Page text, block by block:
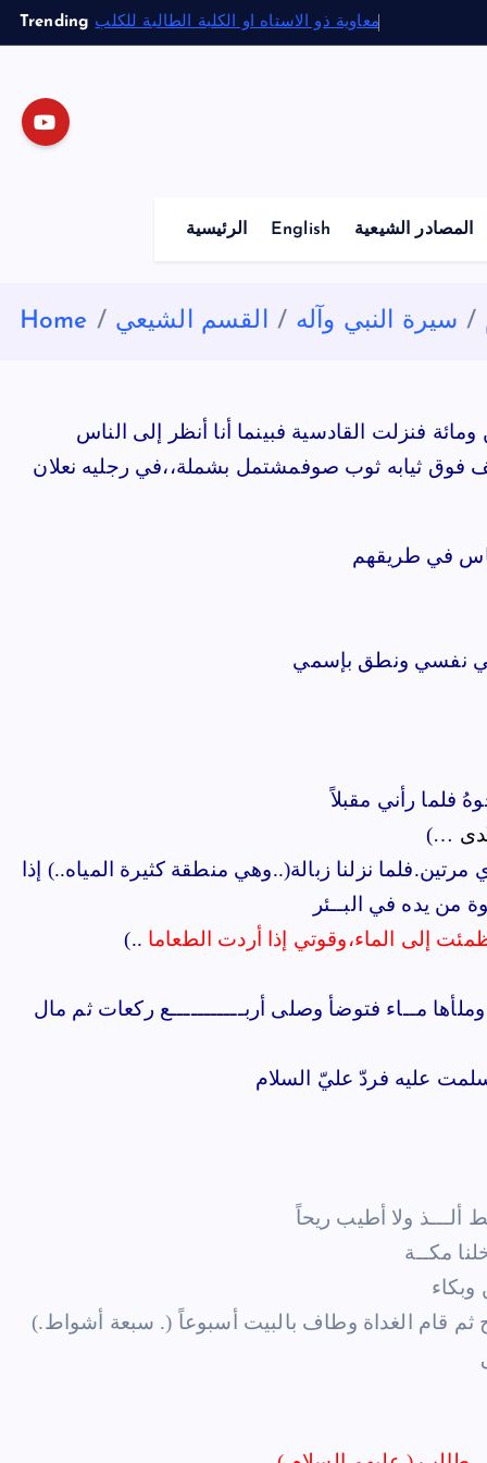
k
Trending معاوية ذو الاستاه او الكلبة الطالبة للكلب
الرئيسية English المصادر الشيعية
Home القسم الشيعي سيرة النبي وآله
فنزلت القادسية فبينما أنا أنظر إلى الناس
فوق ثيابه ثوب صوفمشتمل بشملة،،في رجليه نعلان
في طريقهم
في نفسي ونطق بإسمي
رأني مقبلاً
…)
نزلنا زبالة(..وهي منطقة كثيرة المياه..) إذا
من يده في البــئر
إلى الماء،وقوتي إذا أردت الطعاما ..)
مــاء فتوضأ وصلى أربـــــــــــع ركعات ثم مال
عليه فردّ عليّ السلام
ولا أطيب ريحاً
مكــة
قام الغداة وطاف بالبيت أسبوعاً (. سبعة أشواط.)